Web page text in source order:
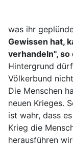
was ihr
Gewissen hat,
verhandeln",
Hintergrund
Völkerbund
Die Menschen
neuen Krieges.
ist wahr, dass
Krieg die
herausführen